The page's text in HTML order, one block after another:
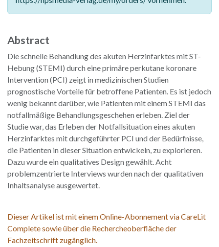
Abstract
Die schnelle Behandlung des akuten Herzinfarktes mit ST-
Hebung (STEMI) durch eine primäre perkutane koronare
Intervention (PCI) zeigt in medizinischen Studien
prognostische Vorteile für betroffene Patienten. Es ist jedoch
wenig bekannt darüber, wie Patienten mit einem STEMI das
notfallmäßige Behandlungsgeschehen erleben. Ziel der
Studie war, das Erleben der Notfallsituation eines akuten
Herzinfarktes mit durchgeführter PCI und der Bedürfnisse,
die Patienten in dieser Situation entwickeln, zu explorieren.
Dazu wurde ein qualitatives Design gewählt. Acht
problemzentrierte Interviews wurden nach der qualitativen
Inhaltsanalyse ausgewertet.
Dieser Artikel ist mit einem Online-Abonnement via CareLit
Complete sowie über die Rechercheoberfläche der
Fachzeitschrift zugänglich.